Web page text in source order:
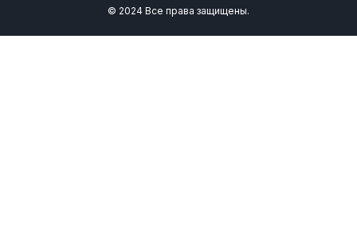
© 2024 Все права защищены.